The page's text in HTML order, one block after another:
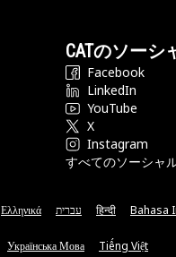
CATのソー
Facebook
LinkedIn
YouTube
X
Instagram
すべてのソーシャ
Ελληνικά עברית हिन्दी Bahasa
Українська Мова Tiếng Việt